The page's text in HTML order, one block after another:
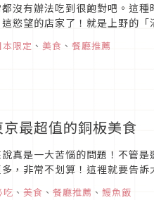
沒有辦法吃到很飽對吧。這種
慾望的店家了！就是上野的
本限定 、 美食 、 餐廳推薦
最超值的銅板美食
真是一大苦惱的問題！不管是
，非常不划算！這裡就要告訴
吃 、 美食 、 餐廳推薦 、 鰻魚飯